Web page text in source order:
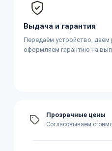
Выдача и гарантия
Передаём устройство, даём
оформляем гарантию на
Прозрачные цены
Согласовываем